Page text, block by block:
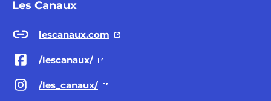
Les Canaux
lescanaux.com
/lescanaux/
/les_canaux/